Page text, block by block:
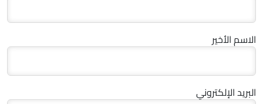
الاسم الأخير
البريد الإلكتروني